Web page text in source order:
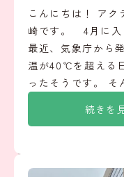
続きを
こんにちは！ ア
崎です。 4月に入
最近、気象庁から
温が40℃を超える
ったそうです。